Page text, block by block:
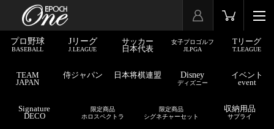
プロ野球
BASEBALL
Jリーグ
J.LEAGUE
サッカー
日本代表
女子プロゴルフ
JLPGA
Tリーグ
T.LEAGUE
TEAM
JAPAN
侍ジャパン 日本将棋連盟 Disney
ディズニー
イベント
event
Signature
DECO
限定商品
ホロスペクトラ
限定商品
シグネチャーセット
収納用品
サプライ